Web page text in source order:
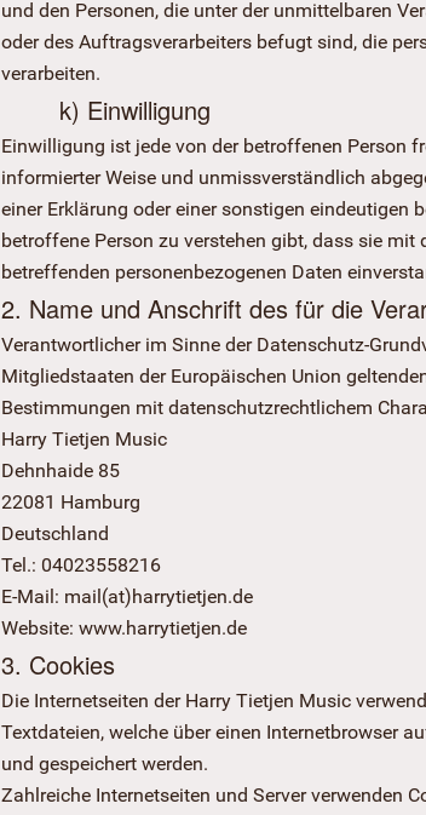
und den Personen, die unter der unmittelbaren
oder des Auftragsverarbeiters befugt sind, die
verarbeiten.
k) Einwilligung
Einwilligung ist jede von der betroffenen Person
informierter Weise und unmissverständlich
einer Erklärung oder einer sonstigen eindeutigen
betroffene Person zu verstehen gibt, dass sie mit
betreffenden personenbezogenen Daten
2. Name und Anschrift des für die
Verantwortlicher im Sinne der Datenschutz-
Mitgliedstaaten der Europäischen Union
Bestimmungen mit datenschutzrechtlichem
Harry Tietjen Music
Dehnhaide 85
22081 Hamburg
Deutschland
Tel.: 04023558216
E-Mail: mail(at)harrytietjen.de
Website: www.harrytietjen.de
3. Cookies
Die Internetseiten der Harry Tietjen Music
Textdateien, welche über einen Internetbrowser
und gespeichert werden.
Zahlreiche Internetseiten und Server verwenden